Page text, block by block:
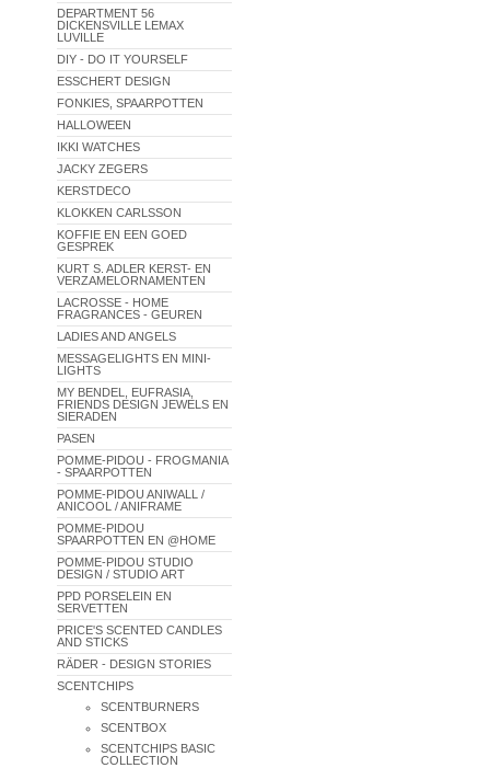
DEPARTMENT 56
DICKENSVILLE LEMAX
LUVILLE
DIY - DO IT YOURSELF
ESSCHERT DESIGN
FONKIES, SPAARPOTTEN
HALLOWEEN
IKKI WATCHES
JACKY ZEGERS
KERSTDECO
KLOKKEN CARLSSON
KOFFIE EN EEN GOED
GESPREK
KURT S. ADLER KERST- EN
VERZAMELORNAMENTEN
LACROSSE - HOME
FRAGRANCES - GEUREN
LADIES AND ANGELS
MESSAGELIGHTS EN MINI-
LIGHTS
MY BENDEL, EUFRASIA,
FRIENDS DESIGN JEWELS EN
SIERADEN
PASEN
POMME-PIDOU - FROGMANIA
- SPAARPOTTEN
POMME-PIDOU ANIWALL /
ANICOOL / ANIFRAME
POMME-PIDOU
SPAARPOTTEN EN @HOME
POMME-PIDOU STUDIO
DESIGN / STUDIO ART
PPD PORSELEIN EN
SERVETTEN
PRICE'S SCENTED CANDLES
AND STICKS
RÄDER - DESIGN STORIES
SCENTCHIPS
SCENTBURNERS
SCENTBOX
SCENTCHIPS BASIC
COLLECTION